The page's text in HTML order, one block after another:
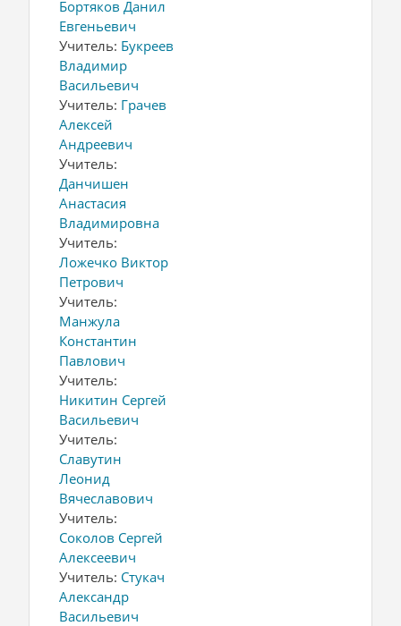
Бортяков Данил
Евгеньевич
Учитель: Букреев
Владимир
Васильевич
Учитель: Грачев
Алексей
Андреевич
Учитель:
Данчишен
Анастасия
Владимировна
Учитель:
Ложечко Виктор
Петрович
Учитель:
Манжула
Константин
Павлович
Учитель:
Никитин Сергей
Васильевич
Учитель:
Славутин
Леонид
Вячеславович
Учитель:
Соколов Сергей
Алексеевич
Учитель: Стукач
Александр
Васильевич